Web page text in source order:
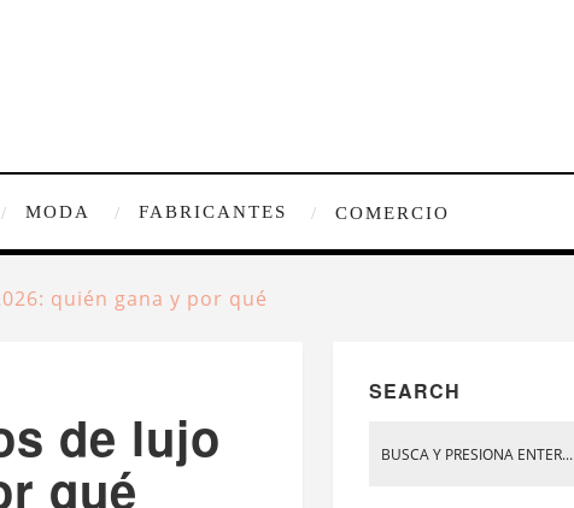
MODA FABRICANTES COMERCIO
quién gana y por qué
de lujo
qué
SEARCH